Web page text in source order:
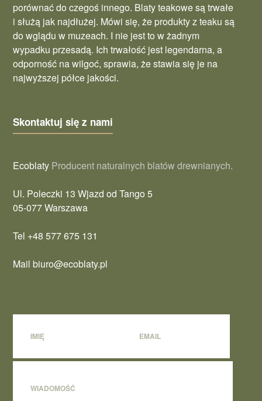
porównać do czegoś innego. Blaty teakowe są trwałe
i służą jak najdłużej. Mówi się, że produkty z teaku są
do wglądu w muzeach. I nie jest to w żadnym
wypadku przesadą. Ich trwałość jest legendarna, a
odporność na wilgoć, sprawia, że stawia się je na
najwyższej półce jakości.
Skontaktuj się z nami
Ecoblaty Producent naturalnych blatów drewnianych.
Ul. Poleczki 13 Wjazd od Tango 5
05-077 Warszawa
Tel +48 577 675 131
Mail biuro@ecoblaty.pl